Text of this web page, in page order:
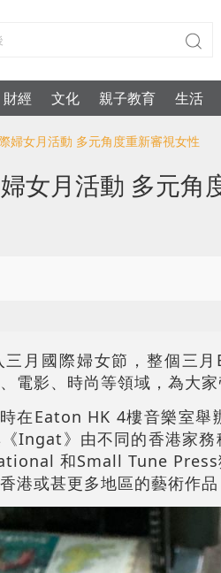
財經 文化 親子教育 生活
婦女月活動 多元角度重新審視女性
女月活動 多元角
三月國際婦女節，整個三
電影、時尚等領域，為大家
在Eaton HK 4樓音樂室
《Ingat》由不同的香港家
和Small Tune Press
港或甚更多地區的藝術作